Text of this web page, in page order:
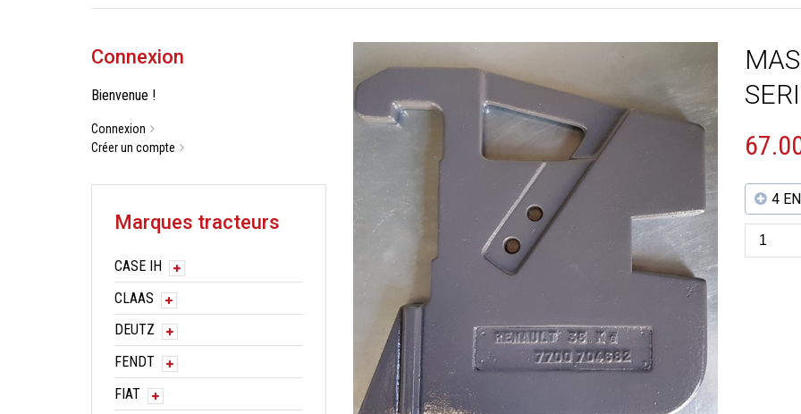
4
quantité
de
Connexion
Bienvenue !
Connexion
Créer un compte
Marques tracteurs
CASE IH
CLAAS
DEUTZ
FENDT
FIAT